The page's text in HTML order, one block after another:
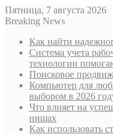
Пятница, 7 августа 2026
Breaking News
Как найти
Система учета
технологии
Поисковое
Компьютер для
выбором в 2026
Что влияет на
нишах
Как использовать